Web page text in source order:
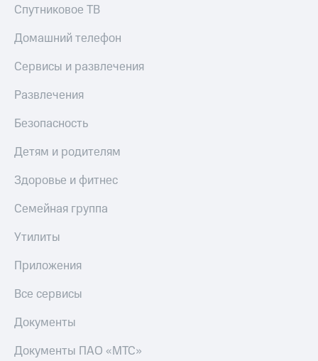
Спутниковое ТВ
Домашний телефон
Сервисы и развлечения
Развлечения
Безопасность
Детям и родителям
Здоровье и фитнес
Семейная группа
Утилиты
Приложения
Все сервисы
Документы
Документы ПАО «МТС»